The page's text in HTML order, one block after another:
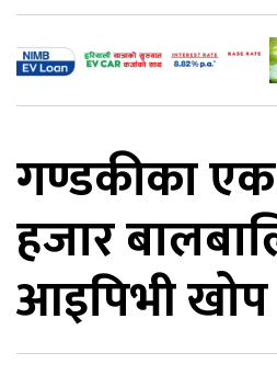
गण्डकीका
हजार
आइपिभी खोप